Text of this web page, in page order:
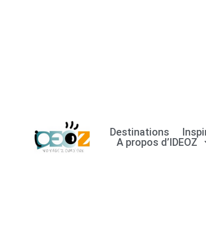
Destinations
A propos d’IDEOZ